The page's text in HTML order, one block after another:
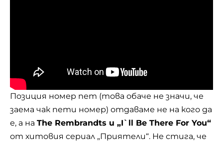
Позиция номер пет (това обаче не значи, че
заема чак пети номер) отдаваме не на кого да
е, а на The Rembrandts и „I`ll Be There For You“
от хитовия сериал „Приятели“. Не стига, че